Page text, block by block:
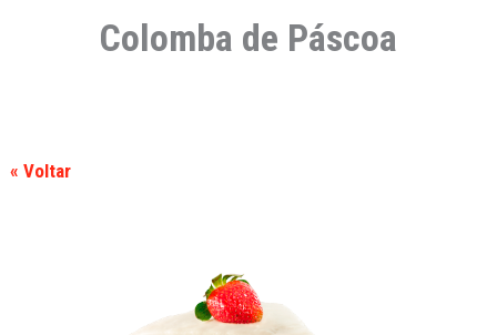
Colomba de Páscoa
« Voltar